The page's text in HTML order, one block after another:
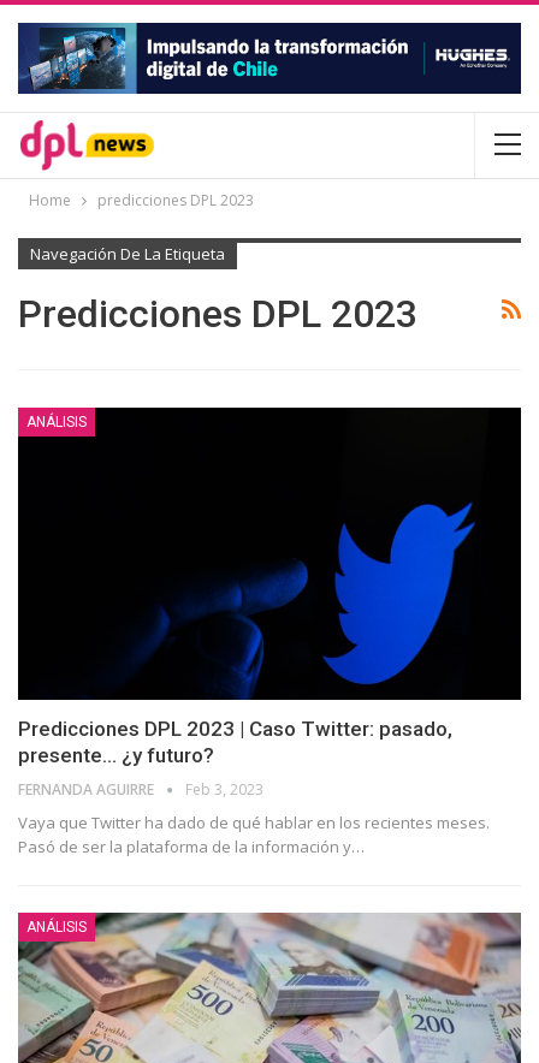
Home predicciones DPL 2023
Navegación De La Etiqueta
Predicciones DPL 2023
ANÁLISIS
Predicciones DPL 2023 | Caso Twitter: pasado,
presente… ¿y futuro?
FERNANDA AGUIRRE Feb 3, 2023
Vaya que Twitter ha dado de qué hablar en los recientes meses.
Pasó de ser la plataforma de la información y…
ANÁLISIS